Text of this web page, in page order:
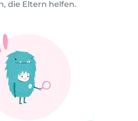
die Eltern helfen.